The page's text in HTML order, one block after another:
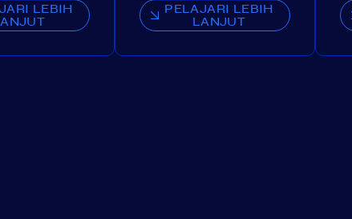
LEBIH
PELAJARI LEBIH
LANJUT